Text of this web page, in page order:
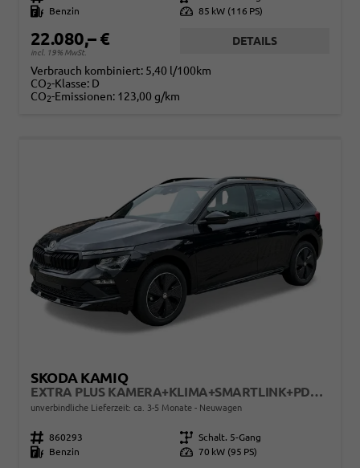
Kraftstoff
Benzin Leistung 85 kW (116 PS)
22.080,– €
incl. 19% MwSt.
DETAILS
Verbrauch kombiniert: 5,40 l/100km
CO2-Klasse: D
CO2-Emissionen: 123,00 g/km
SKODA KAMIQ
EXTRA PLUS KAMERA+KLIMA+SMARTLINK+PDC+LED+TEMPOMAT
unverbindliche Lieferzeit: ca. 3-5 Monate Neuwagen
Fahrzeugnr. 860293 Getriebe Schalt. 5-Gang
Kraftstoff
Benzin Leistung 70 kW (95 PS)